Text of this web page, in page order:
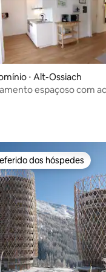
média de 5, 112
⋅ Alt-Ossiach
espaçoso com
os melhores preferidos
dos hóspedes